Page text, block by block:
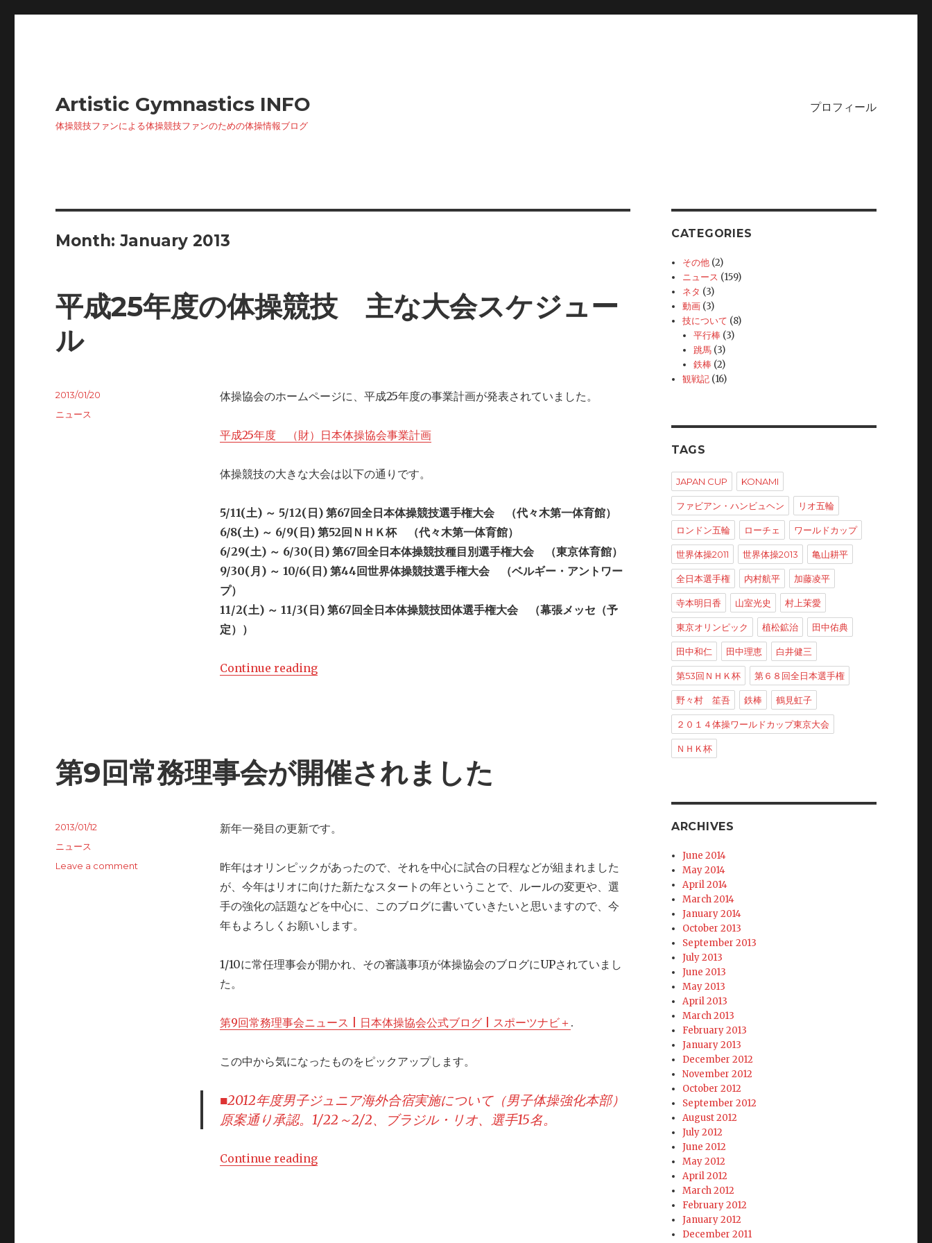
Artistic Gymnastics INFO
体操競技ファンによる体操競技ファンのための体操情報ブログ
プロフィール
Month: January 2013
平成25年度の体操競技 主な大会スケジュー
ル
体操協会のホームページに、平成25年度の事業計画が発表されていました。
平成25年度 （財）日本体操協会事業計画
体操競技の大きな大会は以下の通りです。
5/11(土) ～ 5/12(日) 第67回全日本体操競技選手権大会 （代々木第一体育館）
6/8(土) ～ 6/9(日) 第52回ＮＨＫ杯 （代々木第一体育館）
6/29(土) ～ 6/30(日) 第67回全日本体操競技種目別選手権大会 （東京体育館）
9/30(月) ～ 10/6(日) 第44回世界体操競技選手権大会 （ベルギー・アントワー
プ）
11/2(土) ～ 11/3(日) 第67回全日本体操競技団体選手権大会 （幕張メッセ（予
定））
Continue reading“平成25年度の体操競技 主な大会スケジュール”
Posted
2013/01/20
Categories
ニュース
第9回常務理事会が開催されました
新年一発目の更新です。
昨年はオリンピックがあったので、それを中心に試合の日程などが組まれました
が、今年はリオに向けた新たなスタートの年ということで、ルールの変更や、選
手の強化の話題などを中心に、このブログに書いていきたいと思いますので、今
年もよろしくお願いします。
1/10に常任理事会が開かれ、その審議事項が体操協会のブログにUPされていまし
た。
第9回常務理事会ニュース | 日本体操協会公式ブログ | スポーツナビ＋ .
この中から気になったものをピックアップします。
■2012年度男子ジュニア海外合宿実施について（男子体操強化本部）
原案通り承認。1/22～2/2、ブラジル・リオ、選手15名。
Continue reading“第9回常務理事会が開催されました”
Posted
2013/01/12
Categories
ニュース
Leave a comment
CATEGORIES
その他 (2)
ニュース (159)
ネタ (3)
動画 (3)
技について (8)
平行棒 (3)
跳馬 (3)
鉄棒 (2)
観戦記 (16)
TAGS
JAPAN CUP KONAMI
ファビアン・ハンビュヘン リオ五輪
ロンドン五輪 ローチェ ワールドカップ
世界体操2011 世界体操2013 亀山耕平
全日本選手権 内村航平 加藤凌平
寺本明日香 山室光史 村上茉愛
東京オリンピック 植松鉱治 田中佑典
田中和仁 田中理恵 白井健三
第53回ＮＨＫ杯 第６８回全日本選手権
野々村 笙吾 鉄棒 鶴見虹子
２０１４体操ワールドカップ東京大会
ＮＨＫ杯
ARCHIVES
June 2014
May 2014
April 2014
March 2014
January 2014
October 2013
September 2013
July 2013
June 2013
May 2013
April 2013
March 2013
February 2013
January 2013
December 2012
November 2012
October 2012
September 2012
August 2012
July 2012
June 2012
May 2012
April 2012
March 2012
February 2012
January 2012
December 2011